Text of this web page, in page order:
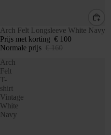
SALE
Arch Felt Longsleeve White Navy
Prijs met korting € 100
Normale prijs € 160
Arch
Felt
T-
shirt
Vintage
White
Navy